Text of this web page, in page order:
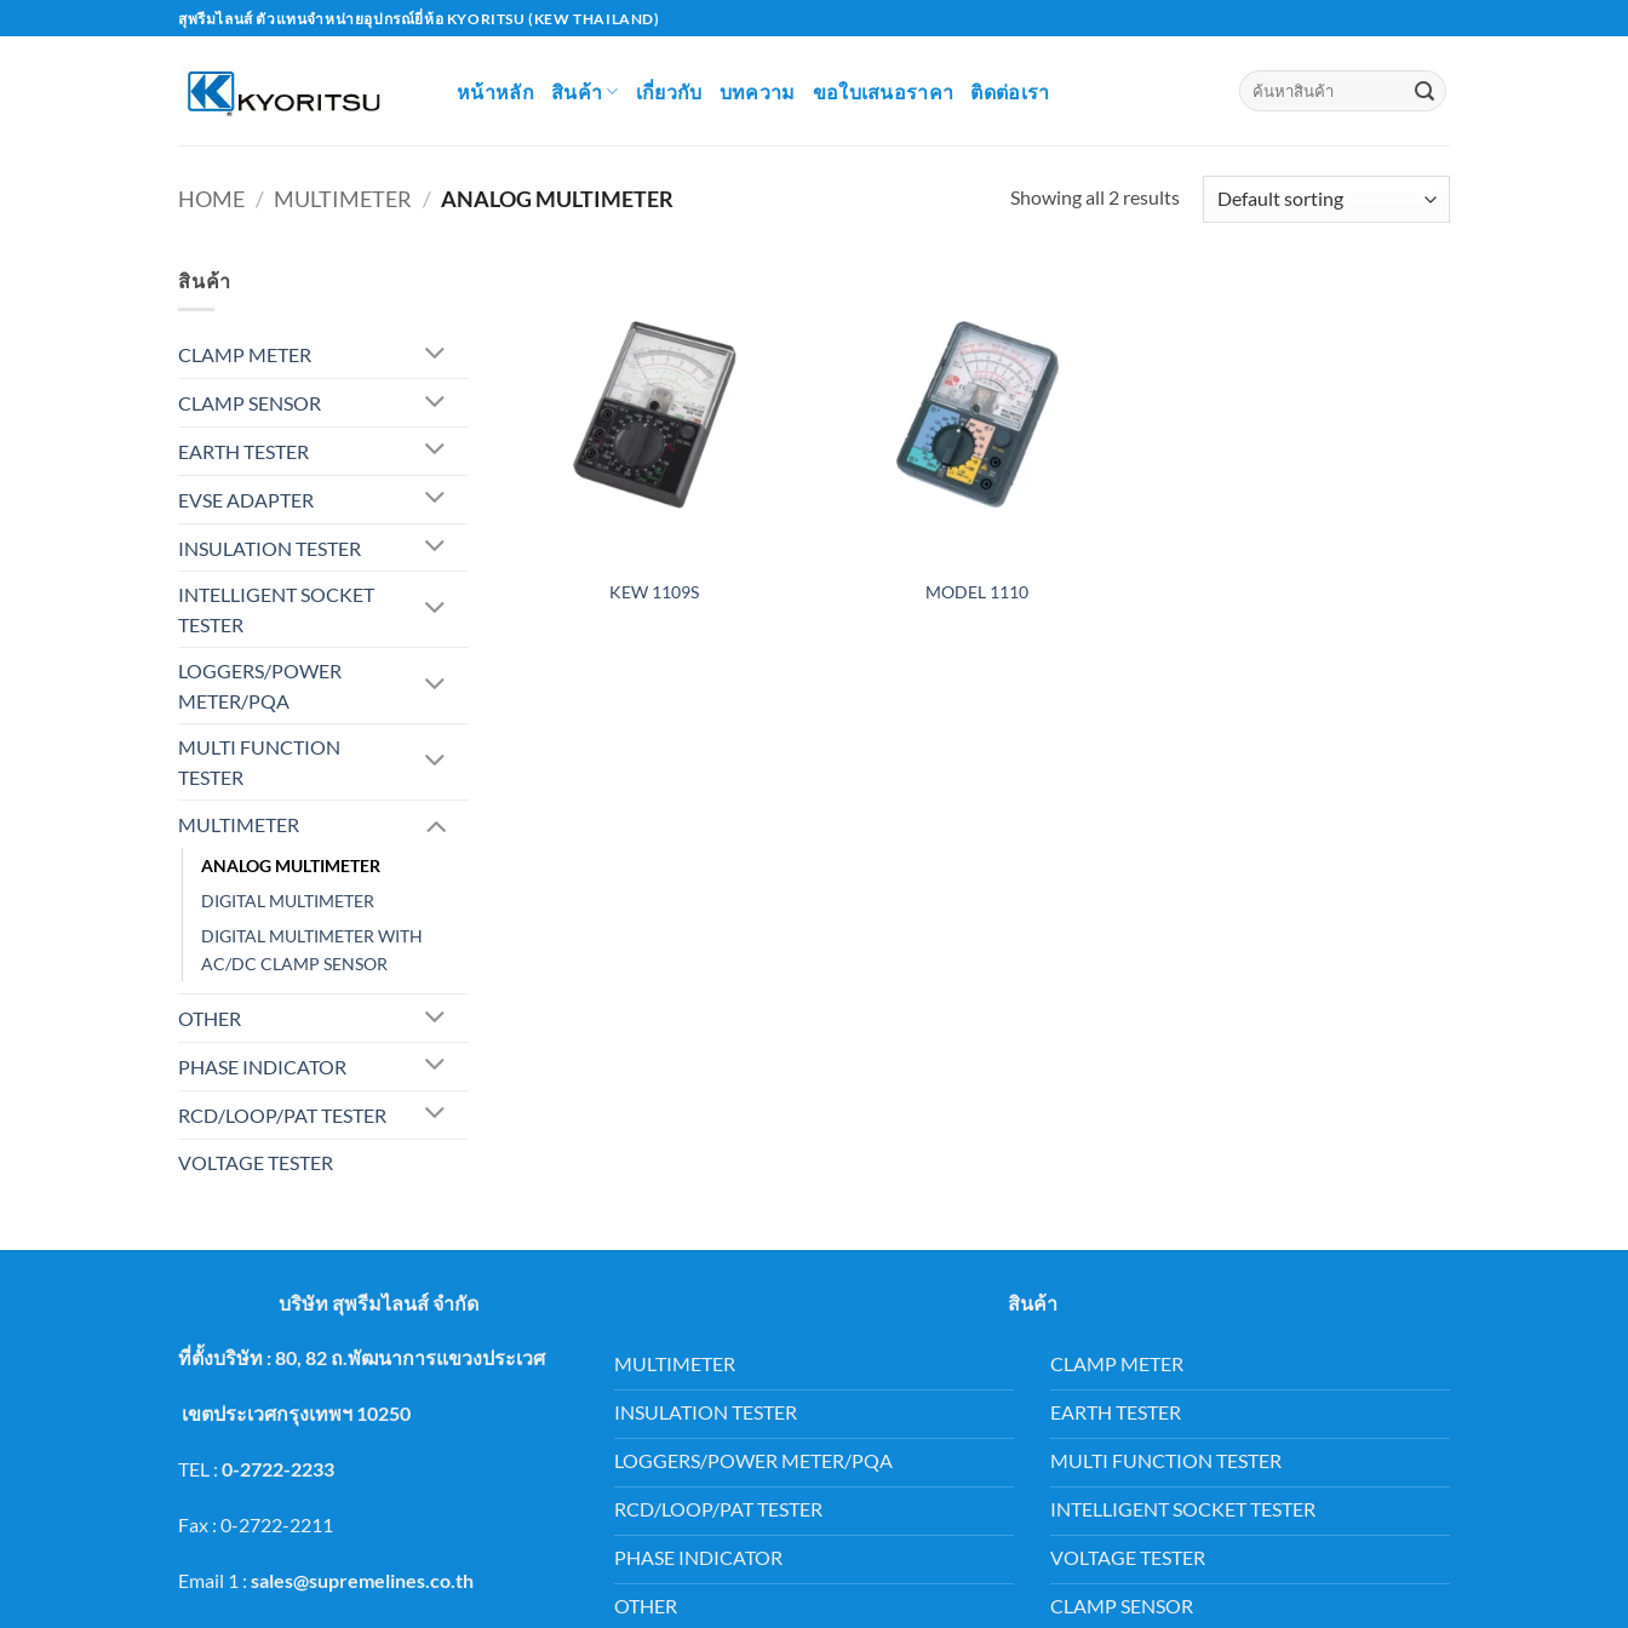
to
สุพรีมไลนส์ ตัวแทนจำหน่ายอุปกรณ์ยี่ห้อ KYORITSU (KEW THAILAND)
หน้าหลัก สินค้า เกี่ยวกับ บทความ ขอใบเสนอราคา ติดต่อเรา
Search
for:
HOME / MULTIMETER / ANALOG MULTIMETER Showing all 2 results
สินค้า
CLAMP METER
CLAMP SENSOR
EARTH TESTER
EVSE ADAPTER
INSULATION TESTER
INTELLIGENT SOCKET
TESTER
LOGGERS/POWER
METER/PQA
MULTI FUNCTION
TESTER
MULTIMETER
ANALOG MULTIMETER
DIGITAL MULTIMETER
DIGITAL MULTIMETER WITH
AC/DC CLAMP SENSOR
OTHER
PHASE INDICATOR
RCD/LOOP/PAT TESTER
VOLTAGE TESTER
KEW 1109S MODEL 1110
บริษัท สุพรีมไลนส์ จำกัด
ที่ตั้งบริษัท : 80, 82 ถ.พัฒนาการแขวงประเวศ
เขตประเวศกรุงเทพฯ 10250
TEL : 0-2722-2233
Fax : 0-2722-2211
Email 1 : sales@supremelines.co.th
สินค้า
MULTIMETER
INSULATION TESTER
LOGGERS/POWER METER/PQA
RCD/LOOP/PAT TESTER
PHASE INDICATOR
OTHER
CLAMP METER
EARTH TESTER
MULTI FUNCTION TESTER
INTELLIGENT SOCKET TESTER
VOLTAGE TESTER
CLAMP SENSOR